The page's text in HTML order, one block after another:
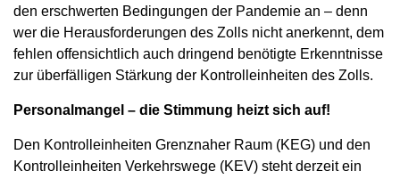
den erschwerten Bedingungen der Pandemie an – denn
wer die Herausforderungen des Zolls nicht anerkennt, dem
fehlen offensichtlich auch dringend benötigte Erkenntnisse
zur überfälligen Stärkung der Kontrolleinheiten des Zolls.
Personalmangel – die Stimmung heizt sich auf!
Den Kontrolleinheiten Grenznaher Raum (KEG) und den
Kontrolleinheiten Verkehrswege (KEV) steht derzeit ein